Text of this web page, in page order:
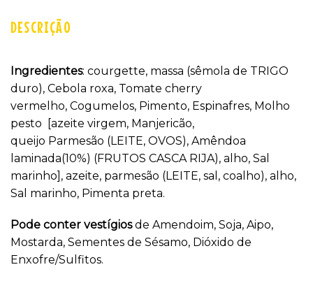
DESCRIÇÃO
Ingredientes: courgette, massa (sêmola de TRIGO
duro), Cebola roxa, Tomate cherry
vermelho, Cogumelos, Pimento, Espinafres, Molho
pesto [azeite virgem, Manjericão,
queijo Parmesão (LEITE, OVOS), Amêndoa
laminada(10%) (FRUTOS CASCA RIJA), alho, Sal
marinho], azeite, parmesão (LEITE, sal, coalho), alho,
Sal marinho, Pimenta preta.
Pode conter vestígiosde Amendoim, Soja, Aipo,
Mostarda, Sementes de Sésamo, Dióxido de
Enxofre/Sulfitos.